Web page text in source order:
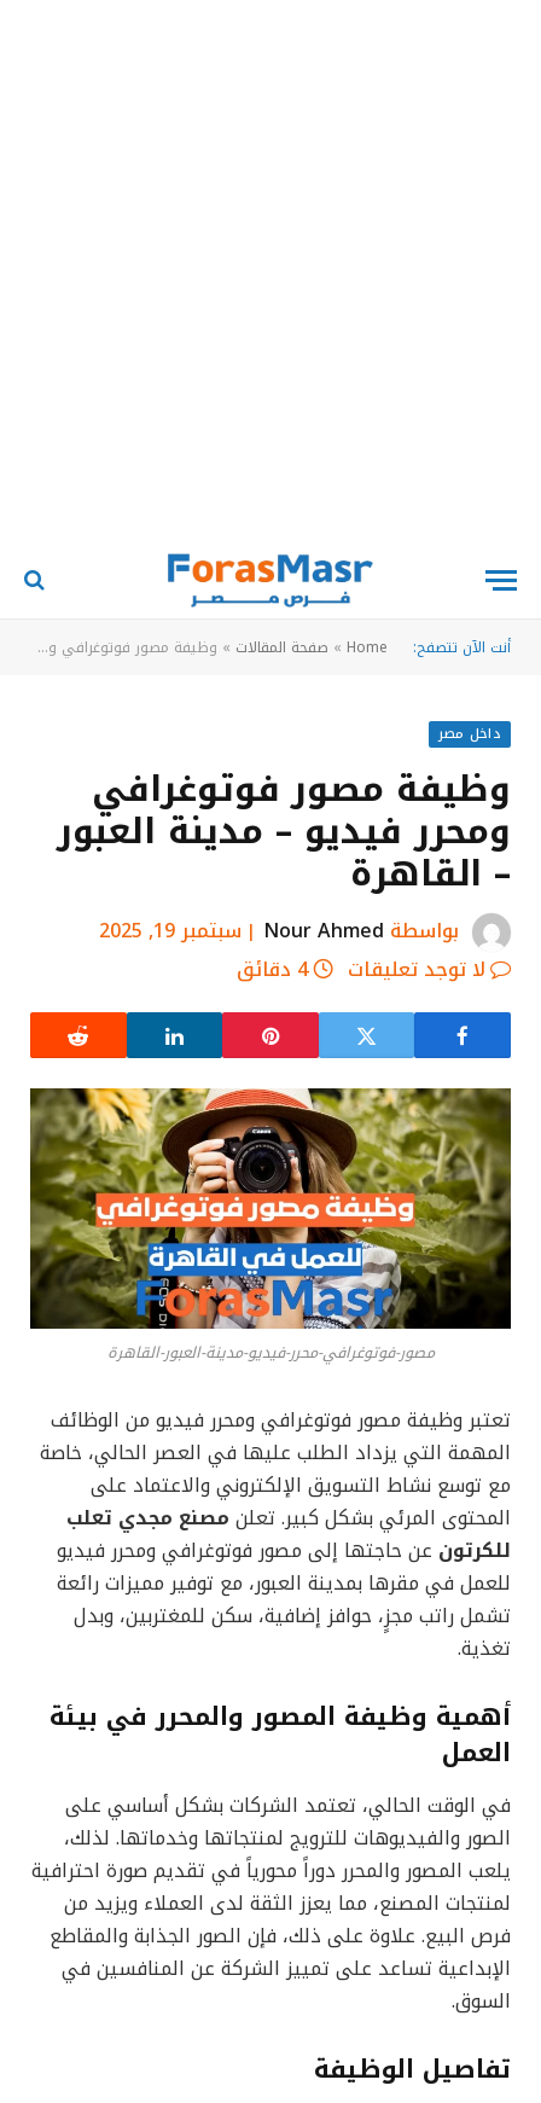
أنت الآن تتصفح: Home
» صفحة المقالات » وظيفة مصور فوتوغرافي ومحرر فيديو – مدينة العبور – القاهرة
داخل مصر
وظيفة مصور فوتوغرافي
ومحرر فيديو – مدينة العبور
– القاهرة
بواسطة Nour Ahmed
سبتمبر 19, 2025
لا توجد تعليقات
4 دقائق
مصور-فوتوغرافي-محرر-فيديو-مدينة-العبور-القاهرة
تعتبر وظيفة مصور فوتوغرافي ومحرر فيديو من الوظائف
المهمة التي يزداد الطلب عليها في العصر الحالي، خاصة
مع توسع نشاط التسويق الإلكتروني والاعتماد على
المحتوى المرئي بشكل كبير. تعلن مصنع مجدي تعلب
للكرتون عن حاجتها إلى مصور فوتوغرافي ومحرر فيديو
للعمل في مقرها بمدينة العبور، مع توفير مميزات رائعة
تشمل راتب مجزٍ، حوافز إضافية، سكن للمغتربين، وبدل
تغذية.
أهمية وظيفة المصور والمحرر في بيئة
العمل
في الوقت الحالي، تعتمد الشركات بشكل أساسي على
الصور والفيديوهات للترويج لمنتجاتها وخدماتها. لذلك،
يلعب المصور والمحرر دوراً محورياً في تقديم صورة احترافية
لمنتجات المصنع، مما يعزز الثقة لدى العملاء ويزيد من
فرص البيع. علاوة على ذلك، فإن الصور الجذابة والمقاطع
الإبداعية تساعد على تمييز الشركة عن المنافسين في
السوق.
تفاصيل الوظيفة